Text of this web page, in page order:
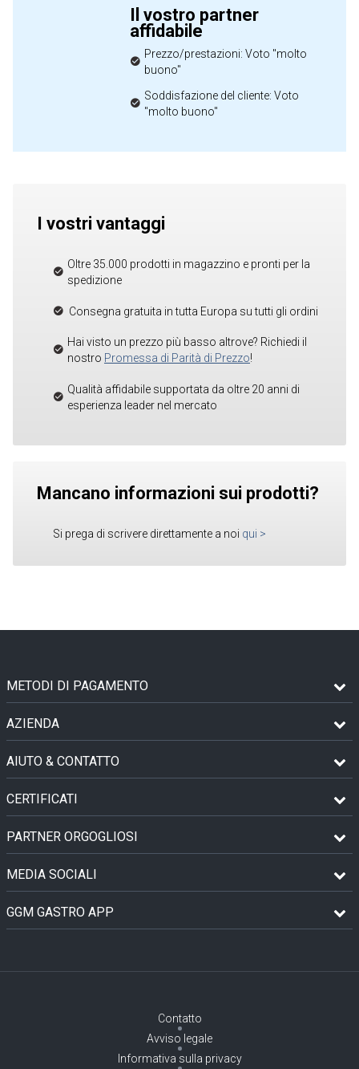
Il vostro partner
affidabile
Prezzo/prestazioni: Voto "molto
buono"
Soddisfazione del cliente: Voto
"molto buono"
I vostri vantaggi
Oltre 35.000 prodotti in magazzino e pronti per la
spedizione
Consegna gratuita in tutta Europa su tutti gli ordini
Hai visto un prezzo più basso altrove? Richiedi il
nostro Promessa di Parità di Prezzo!
Qualità affidabile supportata da oltre 20 anni di
esperienza leader nel mercato
Mancano informazioni sui prodotti?
Si prega di scrivere direttamente a noi qui >
METODI DI PAGAMENTO
AZIENDA
AIUTO & CONTATTO
CERTIFICATI
PARTNER ORGOGLIOSI
MEDIA SOCIALI
GGM GASTRO APP
Contatto
Avviso legale
Informativa sulla privacy